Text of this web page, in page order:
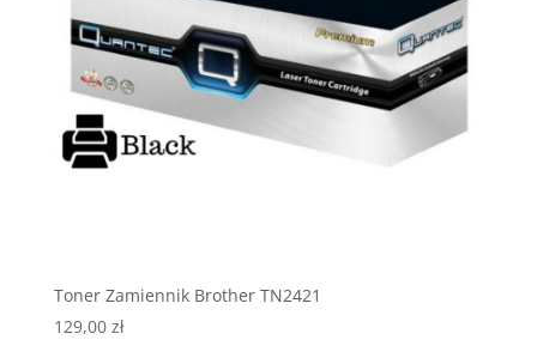
Toner Zamiennik Brother TN2421
129,00 zł